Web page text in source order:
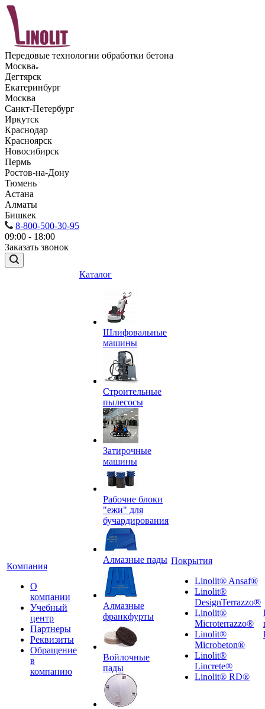
Передовые технологии обработки бетона
Москва
Дегтярск
Екатеринбург
Москва
Санкт-Петербург
Иркутск
Краснодар
Красноярск
Новосибирск
Пермь
Ростов-на-Дону
Тюмень
Астана
Алматы
Бишкек
8-800-500-30-95
09:00 - 18:00
Заказать звонок
Компания
О
компании
Учебный
центр
Партнеры
Реквизиты
Обращение
в
компанию
Каталог
Шлифовальные
машины
Строительные
пылесосы
Затирочные
машины
Рабочие блоки
"ежи" для
бучардирования
Алмазные пады
Алмазные
франкфурты
Войлочные
пады
Покрытия
Linolit® Ansaf®
Linolit®
DesignTerrazzo®
Linolit®
Microterrazzo®
Linolit®
Microbeton®
Linolit®
Lincrete®
Linolit® RD®